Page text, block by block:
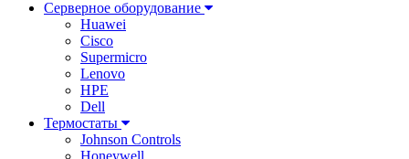
Серверное оборудование
Huawei
Cisco
Supermicro
Lenovo
HPE
Dell
Термостаты
Johnson Controls
Honeywell